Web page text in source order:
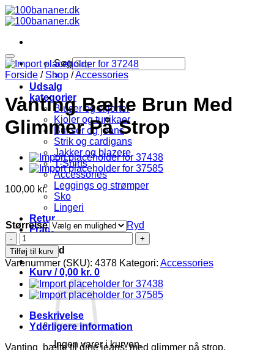
Fortsæt
til
Søg
×
Udsalg
kategorier
Bluser og skjorter
Kjoler og tunikaer
Bukser og jeans
Strik og cardigans
Jakker og blazere
T-Shirts
Accessories
Leggings og strømper
Sko
Lingeri
Retur
Fragt
Log ind
Kurv /0,00 kr. 0
Ingen varer i kurven.
Forside / Shop /Accessories
Vanting Bælte Brun Med
Glimmer På Strop
100,00 kr.
Størrelse
Ryd
Vanting
Bælte
Brun
Med
Glimmer
På
Strop
antal
Tilføj til kurv
Varenummer (SKU): 4378 Kategori: Accessories
Beskrivelse
Yderligere information
Vanting bælte til dine jeans, med glimmer på strop.